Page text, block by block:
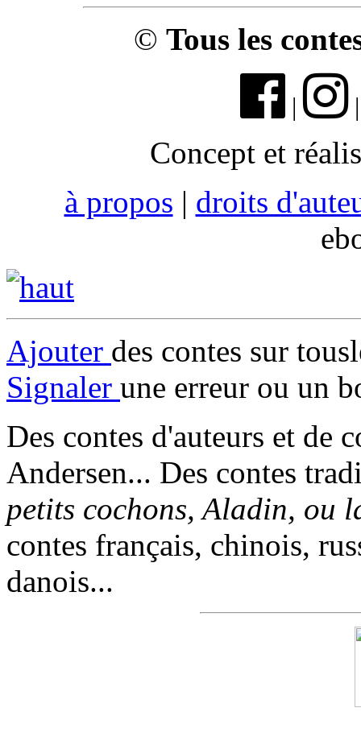
© Tous les
|
Concept et
à propos | droits
Ajouter des contes sur
Signaler une erreur ou un
Des contes d'auteurs et de
Andersen... Des contes
petits cochons, Aladin, ou
contes français, chinois,
danois...